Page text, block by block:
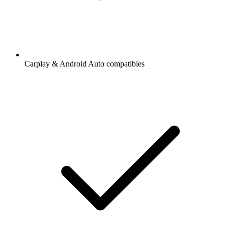
Carplay & Android Auto compatibles